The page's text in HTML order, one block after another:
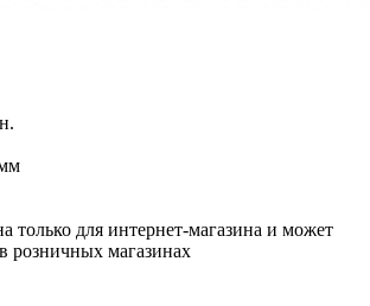
только для интернет-магазина и может
розничных магазинах